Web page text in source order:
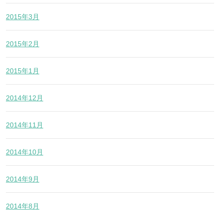
2015年3月
2015年2月
2015年1月
2014年12月
2014年11月
2014年10月
2014年9月
2014年8月